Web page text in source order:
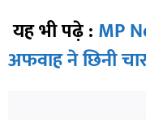
यह भी पढ़े : MP
अफवाह ने छिनी